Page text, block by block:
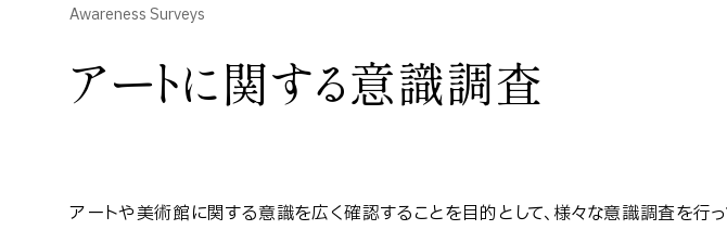
Awareness Surveys
アートに関する意識調査
アートや美術館に関する意識を広く確認することを目的として、様々な意識調査を行っ